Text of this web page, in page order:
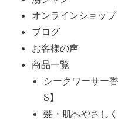
オンラインショップ
ブログ
お客様の声
商品一覧
シークワーサー
S】
髪・肌へやさし